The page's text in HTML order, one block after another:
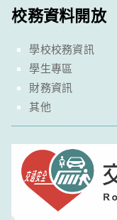
校務資料開放
學校校務資訊
學生專區
財務資訊
其他